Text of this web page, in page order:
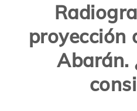
proyección
Abarán.